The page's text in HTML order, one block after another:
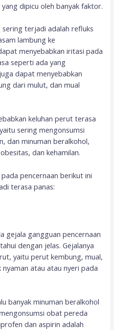
dipicu oleh banyak faktor.
terjadi adalah refluks
lambung ke
menyebabkan iritasi pada
seperti ada yang
dapat menyebabkan
dari mulut, dan mual
keluhan perut terasa
sering mengonsumsi
dan minuman beralkohol,
dan kehamilan.
pencernaan berikut ini
terasa panas:
gejala gangguan pencernaan
dengan jelas. Gejalanya
yaitu perut kembung, mual,
atau atau nyeri pada
banyak minuman beralkohol
obat pereda
dan aspirin adalah